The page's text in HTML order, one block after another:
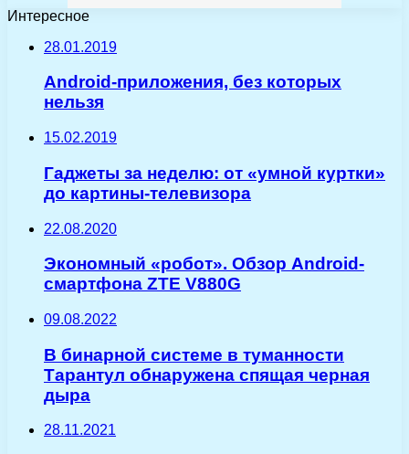
Интересное
28.01.2019
Android-приложения, без которых
нельзя
15.02.2019
Гаджеты за неделю: от «умной куртки»
до картины-телевизора
22.08.2020
Экономный «робот». Обзор Android-
смартфона ZTE V880G
09.08.2022
В бинарной системе в туманности
Тарантул обнаружена спящая черная
дыра
28.11.2021